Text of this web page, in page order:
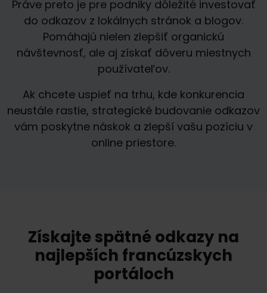
Práve preto je pre podniky dôležité investovať
do odkazov z lokálnych stránok a blogov.
Pomáhajú nielen zlepšiť organickú
návštevnosť, ale aj získať dôveru miestnych
používateľov.
Ak chcete uspieť na trhu, kde konkurencia
neustále rastie, strategické budovanie odkazov
vám poskytne náskok a zlepší vašu pozíciu v
online priestore.
Získajte spätné odkazy na
najlepších francúzskych
portáloch